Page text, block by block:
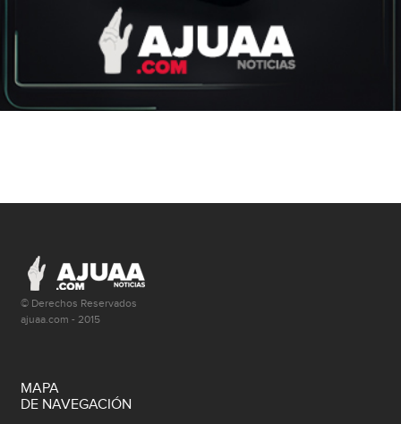
© Derechos Reservados
ajuaa.com - 2015
MAPA
DE NAVEGACIÓN